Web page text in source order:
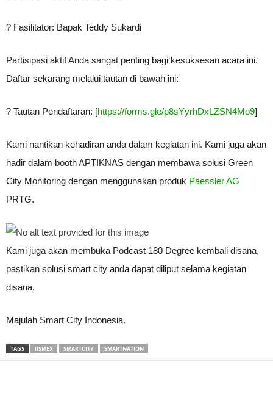
? Fasilitator: Bapak Teddy Sukardi
Partisipasi aktif Anda sangat penting bagi kesuksesan acara ini.
Daftar sekarang melalui tautan di bawah ini:
? Tautan Pendaftaran: [https://forms.gle/p8sYyrhDxLZSN4Mo9]
Kami nantikan kehadiran anda dalam kegiatan ini. Kami juga akan
hadir dalam booth APTIKNAS dengan membawa solusi Green
City Monitoring dengan menggunakan produk Paessler AG
PRTG.
Kami juga akan membuka Podcast 180 Degree kembali disana,
pastikan solusi smart city anda dapat diliput selama kegiatan
disana.
Majulah Smart City Indonesia.
TAGS IISMEX SMARTCITY SMARTNATION